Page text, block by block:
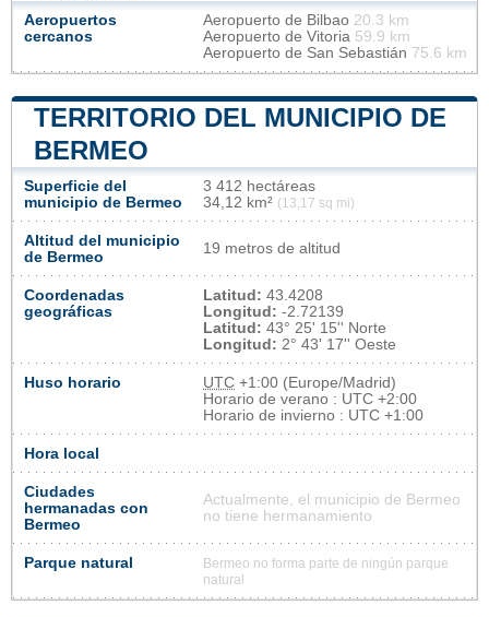
Aeropuertos
cercanos
Aeropuerto de Bilbao 20.3 km
Aeropuerto de Vitoria 59.9 km
Aeropuerto de San Sebastián 75.6 km
TERRITORIO DEL MUNICIPIO DE
BERMEO
Superficie del
municipio de Bermeo
3 412 hectáreas
34,12 km² (13,17 sq mi)
Altitud del municipio
de Bermeo
19 metros de altitud
Coordenadas
geográficas
Latitud: 43.4208
Longitud: -2.72139
Latitud: 43° 25' 15'' Norte
Longitud: 2° 43' 17'' Oeste
Huso horario UTC +1:00 (Europe/Madrid)
Horario de verano : UTC +2:00
Horario de invierno : UTC +1:00
Hora local
Ciudades
hermanadas con
Bermeo
Actualmente, el municipio de Bermeo
no tiene hermanamiento
Parque natural
Bermeo no forma parte de ningún parque
natural